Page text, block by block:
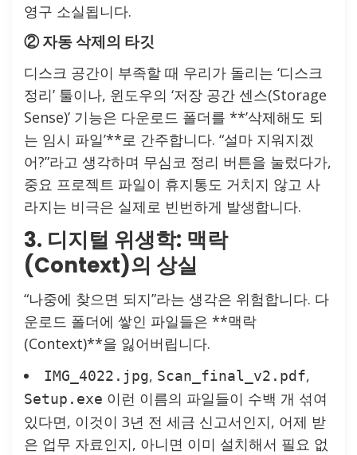
영구 소실됩니다.
② 자동 삭제의 타깃
디스크 공간이 부족할 때 우리가 돌리는 ‘디스크
정리’ 툴이나, 윈도우의 ‘저장 공간 센스(Storage
Sense)’ 기능은 다운로드 폴더를 **’삭제해도 되
는 임시 파일’**로 간주합니다. “설마 지워지겠
어?”라고 생각하며 무심코 정리 버튼을 눌렀다가,
중요 프로젝트 파일이 휴지통도 거치지 않고 사
라지는 비극은 실제로 빈번하게 발생합니다.
3. 디지털 위생학: 맥락
(Context)의 상실
“나중에 찾으면 되지”라는 생각은 위험합니다. 다
운로드 폴더에 쌓인 파일들은 **맥락
(Context)**을 잃어버립니다.
IMG_4022.jpg, Scan_final_v2.pdf,
Setup.exe 이런 이름의 파일들이 수백 개 섞여
있다면, 이것이 3년 전 세금 신고서인지, 어제 받
은 업무 자료인지, 아니면 이미 설치해서 필요 없